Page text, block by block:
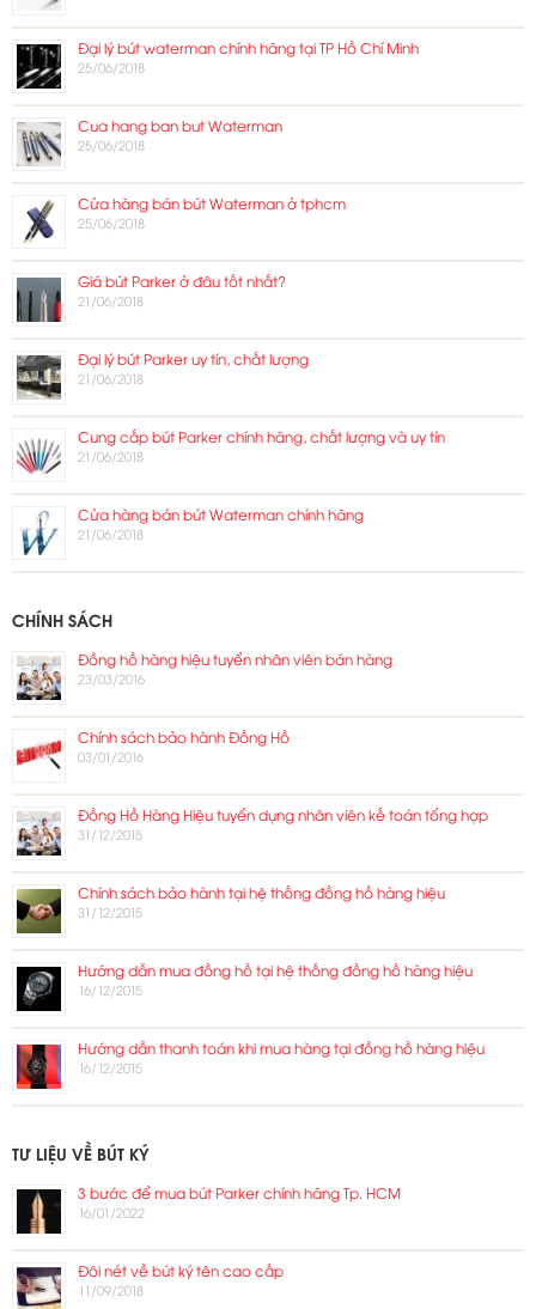
Đại lý bút waterman chính hãng tại TP Hồ Chí Minh
25/06/2018
Cua hang ban but Waterman
25/06/2018
Cửa hàng bán bút Waterman ở tphcm
25/06/2018
Giá bút Parker ở đâu tốt nhất?
21/06/2018
Đại lý bút Parker uy tín, chất lượng
21/06/2018
Cung cấp bút Parker chính hãng, chất lượng và uy tín
21/06/2018
Cửa hàng bán bút Waterman chính hãng
21/06/2018
CHÍNH SÁCH
Đồng hồ hàng hiệu tuyển nhân viên bán hàng
23/03/2016
Chính sách bảo hành Đồng Hồ
03/01/2016
Đồng Hồ Hàng Hiệu tuyển dụng nhân viên kế toán tổng hợp
31/12/2015
Chính sách bảo hành tại hệ thống đồng hồ hàng hiệu
31/12/2015
Hướng dẫn mua đồng hồ tại hệ thống đồng hồ hàng hiệu
16/12/2015
Hướng dẫn thanh toán khi mua hàng tại đồng hồ hàng hiệu
16/12/2015
TƯ LIỆU VỀ BÚT KÝ
3 bước để mua bút Parker chính hãng Tp. HCM
16/01/2022
Đôi nét về bút ký tên cao cấp
11/09/2018